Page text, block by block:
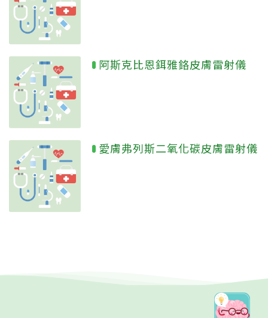
阿斯克比恩鉺雅鉻皮膚雷射儀
愛膚弗列斯二氧化碳皮膚雷射儀